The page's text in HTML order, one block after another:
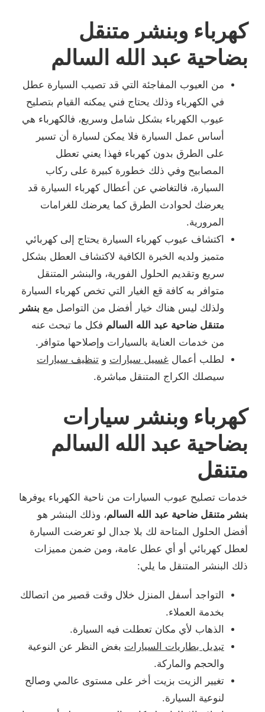
كهرباء وبنشر متنقل
بضاحية عبد الله السالم
من العيوب المفاجئة التي قد تصيب السيارة عطل
في الكهرباء وذلك يحتاج فني يمكنه القيام بتصليح
عيوب الكهرباء بشكل شامل وسريع، فالكهرباء هي
أساس عمل السيارة فلا يمكن لسيارة أن تسير
على الطرق بدون كهرباء فهذا يعني تعطل
المصابيح وفي ذلك خطورة كبيرة على ركاب
السيارة، فالتغاضي عن أعطال كهرباء السيارة قد
يعرضك لحوادث الطرق كما يعرضك للغرامات
المرورية.
اكتشاف عيوب كهرباء السيارة يحتاج إلى كهربائي
متميز ولديه الخبرة الكافية لاكتشاف العطل بشكل
سريع وتقديم الحلول الفورية، والبنشر المتنقل
متوافر به كافة قع الغيار التي تخص كهرباء السيارة
ولذلك ليس هناك خيار أفضل من التواصل مع بنشر
متنقل ضاحية عبد الله السالم فكل ما تبحث عنه
من خدمات العناية بالسيارات وإصلاحها متوافر.
لطلب أعمال غسيل سيارات و تنظيف سيارات
سيصلك الكراج المتنقل مباشرة.
كهرباء وبنشر سيارات
بضاحية عبد الله السالم
متنقل
خدمات تصليح عيوب السيارات من ناحية الكهرباء يوفرها
بنشر متنقل ضاحية عبد الله السالم، وذلك البنشر هو
أفضل الحلول المتاحة لك بلا جدال لو تعرضت السيارة
لعطل كهربائي أو أي عطل عامة، ومن ضمن مميزات
ذلك البنشر المتنقل ما يلي:
التواجد أسفل المنزل خلال وقت قصير من اتصالك
بخدمة العملاء.
الذهاب لأي مكان تعطلت فيه السيارة.
تبديل بطاريات السيارات بغض النظر عن النوعية
والحجم والماركة.
تغيير الزيت بزيت أخر على مستوى عالمي وصالح
لنوعية السيارة.